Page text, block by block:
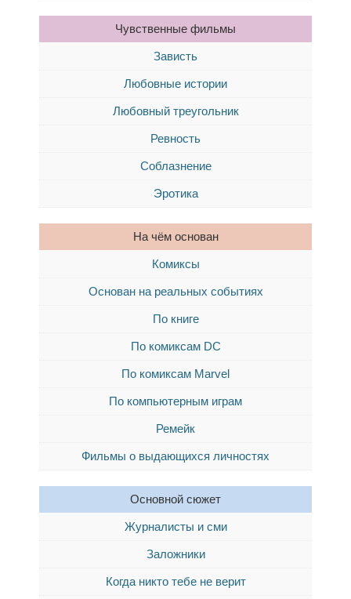
Чувственные фильмы
Зависть
Любовные истории
Любовный треугольник
Ревность
Соблазнение
Эротика
На чём основан
Комиксы
Основан на реальных событиях
По книге
По комиксам DC
По комиксам Marvel
По компьютерным играм
Ремейк
Фильмы о выдающихся личностях
Основной сюжет
Журналисты и сми
Заложники
Когда никто тебе не верит